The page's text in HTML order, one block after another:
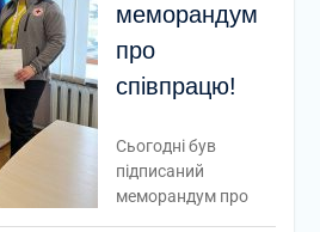
меморандум
про
співпрацю!
Сьогодні був
підписаний
меморандум про